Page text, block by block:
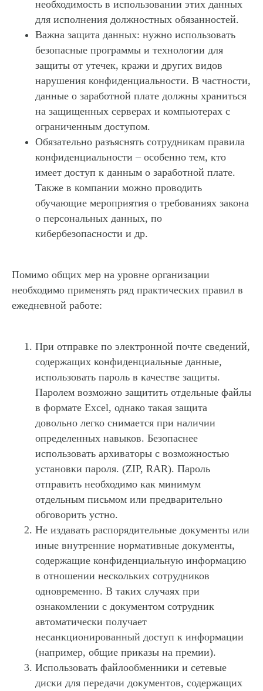
необходимость в использовании этих данных
для исполнения должностных обязанностей.
Важна защита данных: нужно использовать
безопасные программы и технологии для
защиты от утечек, кражи и других видов
нарушения конфиденциальности. В частности,
данные о заработной плате должны храниться
на защищенных серверах и компьютерах с
ограниченным доступом.
Обязательно разъяснять сотрудникам правила
конфиденциальности – особенно тем, кто
имеет доступ к данным о заработной плате.
Также в компании можно проводить
обучающие мероприятия о требованиях закона
о персональных данных, по
кибербезопасности и др.
Помимо общих мер на уровне организации
необходимо применять ряд практических правил в
ежедневной работе:
При отправке по электронной почте сведений,
содержащих конфиденциальные данные,
использовать пароль в качестве защиты.
Паролем возможно защитить отдельные файлы
в формате Excel, однако такая защита
довольно легко снимается при наличии
определенных навыков. Безопаснее
использовать архиваторы с возможностью
установки пароля. (ZIP, RAR). Пароль
отправить необходимо как минимум
отдельным письмом или предварительно
обговорить устно.
Не издавать распорядительные документы или
иные внутренние нормативные документы,
содержащие конфиденциальную информацию
в отношении нескольких сотрудников
одновременно. В таких случаях при
ознакомлении с документом сотрудник
автоматически получает
несанкционированный доступ к информации
(например, общие приказы на премии).
Использовать файлообменники и сетевые
диски для передачи документов, содержащих